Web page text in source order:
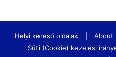
Helyi kereső oldalak About
Süti (Cookie) kezelési